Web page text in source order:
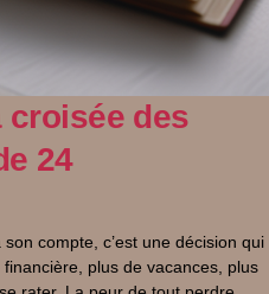
croisée des
24
compte, c’est une décision qui
plus de vacances, plus